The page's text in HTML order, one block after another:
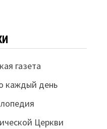
газета
каждый день
Церкви